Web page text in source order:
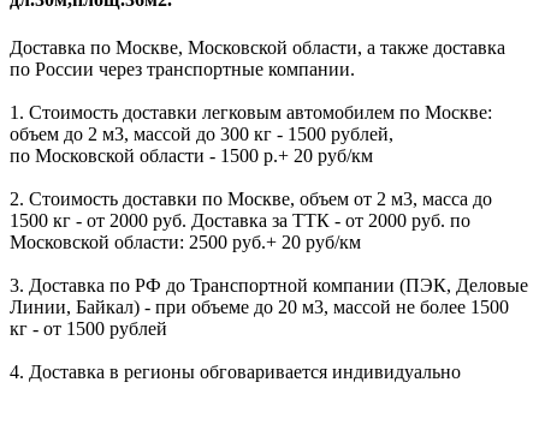
Доставка по Москве, Московской области, а также доставка
по России через транспортные компании.
1. Стоимость доставки легковым автомобилем по Москве:
объем до 2 м3, массой до 300 кг - 1500 рублей,
по Московской области - 1500 р.+ 20 руб/км
2. Стоимость доставки по Москве, объем от 2 м3, масса до
1500 кг - от 2000 руб. Доставка за ТТК - от 2000 руб. по
Московской области: 2500 руб.+ 20 руб/км
3. Доставка по РФ до Транспортной компании (ПЭК, Деловые
Линии, Байкал) - при объеме до 20 м3, массой не более 1500
кг - от 1500 рублей
4. Доставка в регионы обговаривается индивидуально